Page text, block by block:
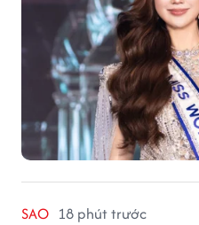
SAO 18 phút trước